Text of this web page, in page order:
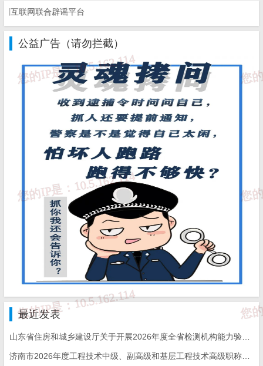
续教育平台进行学时登记管理。
五、有关要求
（一）申报职称时，山东省专业技术人员管理服务平台将自
动提取近5年继续教育学时，作为职称申报的重要依据。用人单位要
把继续教育情况作为专业技术人员考核、聘任和申报评审职称的重
要条件，认真审核，严格将继续教育学时规定落实到位。
（二）拟参加2024年度建设工程系列职称评审的专业技术人
员，要确保在申报截止时间前一周完成近5年（拟参评中级职称的至
少完成近4年）每年规定的学习内容和学时，以免影响职称评审。
（三）其他未尽事宜，请按照《济南市人力资源和社会保障
局关于做好2024年度专业技术人员继续教育有关工作的通知》执
行。
济南市住房和城乡
网联合辟谣平台
公益广告（请勿拦截）
最近发表